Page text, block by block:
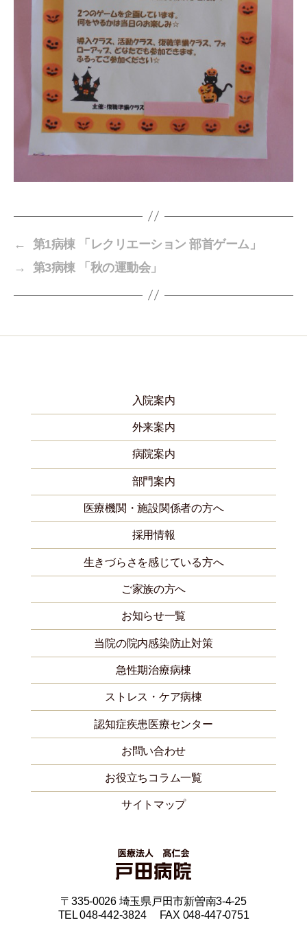
←
第1病棟 「レクリエーション 部首ゲーム」
→
第3病棟 「秋の運動会」
入院案内
外来案内
病院案内
部門案内
医療機関・施設関係者の方へ
採用情報
生きづらさを感じている方へ
ご家族の方へ
お知らせ一覧
当院の院内感染防止対策
急性期治療病棟
ストレス・ケア病棟
認知症疾患医療センター
お問い合わせ
お役立ちコラム一覧
サイトマップ
〒335-0026 埼玉県戸田市新曽南3-4-25
TEL 048-442-3824 FAX 048-447-0751